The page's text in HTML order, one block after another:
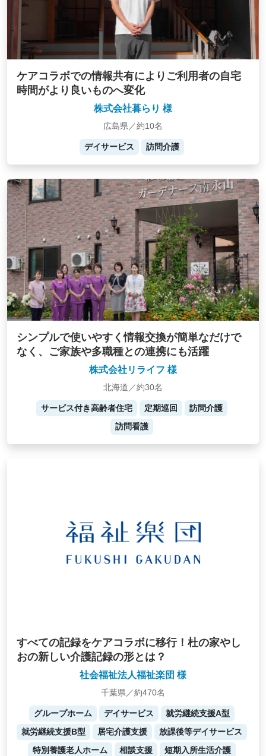
ケアコラボでの情報共有によりご利用者の自宅
時間がより良いものへ変化
株式会社暮らり 様
広島県／約10名
デイサービス 訪問介護
シンプルで使いやすく情報交換が簡単なだけで
なく、ご家族や多職種との連携にも活躍
株式会社リライフ 様
北海道／約30名
サービス付き高齢者住宅 定期巡回
訪問介護
訪問看護
すべての記録をケアコラボに移行！杜の家やし
おの新しい介護記録の形とは？
社会福祉法人福祉楽団 様
千葉県／約470名
グループホーム デイサービス
就労継続支援A型
就労継続支援B型
居宅介護支援
放課後等デイサービス
特別養護老人ホーム
相談支援
短期入所生活介護